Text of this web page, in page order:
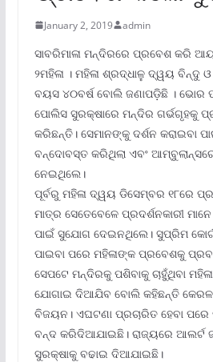
January 2, 2019 admin
ସାବରିମାଳା ମନ୍ଦିରରେ ପ୍ରବେଶ କରି
୨ମହିଳା । ମହିଳା ଶ୍ରଦ୍ଧାଳୁ ଦ୍ୱୟ ବିନ୍ଦୁ
ବୟସ ୪୦ବର୍ଷ ବୋଲି ଜଣାପଡ଼ିଛି । ଭୋର
ପୋଲିସ ସୁରକ୍ଷାରେ ମନ୍ଦିର ଗର୍ଭଗୃହକୁ
କରିଛନ୍ତି। ସେମାନଙ୍କୁ ଦର୍ଶନ କରାଇବା
ବନ୍ଦୋବସ୍ତ କରିଥିଲା ଏବଂ
ନେଇଥିଲେ।
ପୂର୍ବରୁ ମହିଳା ଦ୍ୱୟ ଡିସେମ୍ବର ୧୮ରେ
ମାତ୍ର ସେତେବେଳେ ପ୍ରଦର୍ଶନକାରୀ
ପାଇଁ ସୁଯୋଗ ଦେଇନଥିଲେ। ସୁପ୍ରିମ
ପାଇବା ପରେ ମହିଳାଙ୍କ ପ୍ରବେଶକୁ
ସେପଟେ ମନ୍ଦିରକୁ ପଶିବାକୁ ଚାହୁଁଥିବା
ଯୋଗାଇ ଦିଆଯିବ ବୋଲି କହିଛନ୍ତି କେରଳ
ବିଜୟନ। ଏଘଟଣା ପ୍ରଚାରିତ ହେବା
ବନ୍ଦ କରିଦିଆଯାଇଛି। ରାଜ୍ୟରେ ଆଲର୍ଟ
ସୁରକ୍ଷାକୁ ବଢାଇ ଦିଆଯାଇଛି।